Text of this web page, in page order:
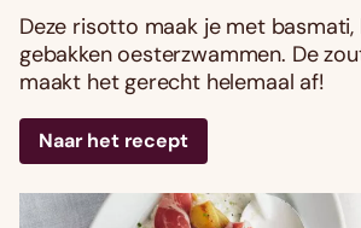
Deze risotto maak je met basmati,
gebakken oesterzwammen. De
maakt het gerecht helemaal af!
Naar het recept